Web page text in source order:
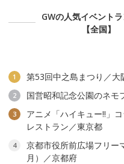
GWの人気イベント
【全国】
1 第53回中之島まつり／大
2 国営昭和記念公園のネモ
3
アニメ「ハイキュー!!」
レストラン／東京都
4
京都市役所前広場フリー
月）／京都府